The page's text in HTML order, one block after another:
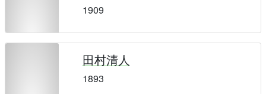
1909
田村清人
1893